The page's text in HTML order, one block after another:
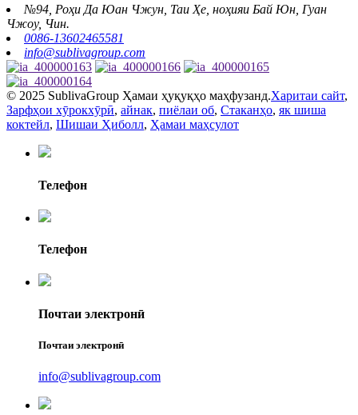
№94, Роҳи Да Юан Чжун, Таи Ҳе, ноҳияи Бай Юн, Гуан
Чжоу, Чин.
0086-13602465581
info@sublivagroup.com
© 2025 SublivaGroup Ҳамаи ҳуқуқҳо маҳфузанд.Харитаи сайт,
Зарфҳои хӯрокхӯрӣ, айнак, пиёлаи об, Стаканҳо, як шиша
коктейл, Шишаи Ҳиболл, Ҳамаи маҳсулот
Телефон
Телефон
Почтаи электронӣ
Почтаи электронӣ
info@sublivagroup.com